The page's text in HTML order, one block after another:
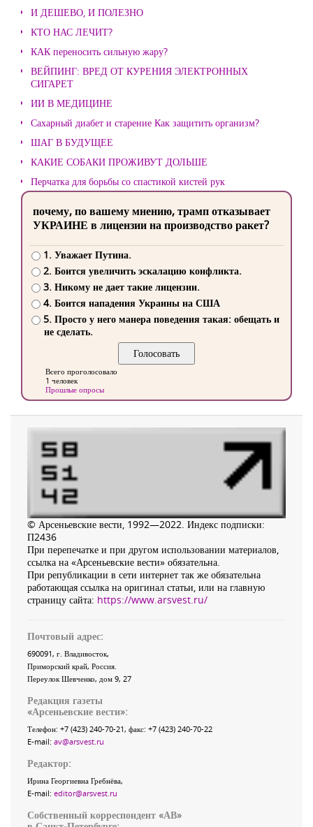
И ДЕШЕВО, И ПОЛЕЗНО
КТО НАС ЛЕЧИТ?
КАК переносить сильную жару?
ВЕЙПИНГ: ВРЕД ОТ КУРЕНИЯ ЭЛЕКТРОННЫХ
СИГАРЕТ
ИИ В МЕДИЦИНЕ
Сахарный диабет и старение Как защитить организм?
ШАГ В БУДУЩЕЕ
КАКИЕ СОБАКИ ПРОЖИВУТ ДОЛЬШЕ
Перчатка для борьбы со спастикой кистей рук
почему, по вашему мнению, трамп отказывает
УКРАИНЕ в лицензии на производство ракет?
1. Уважает Путина.
2. Боится увеличить эскалацию конфликта.
3. Никому не дает такие лицензии.
4. Боится нападения Украины на США
5. Просто у него манера поведения такая: обещать и
не сделать.
Всего проголосовало
1 человек
Прошлые опросы
© Арсеньевские вести, 1992—2022. Индекс подписки:
П2436
При перепечатке и при другом использовании материалов,
ссылка на «Арсеньевские вести» обязательна.
При републикации в сети интернет так же обязательна
работающая ссылка на оригинал статьи, или на главную
страницу сайта: https://www.arsvest.ru/
Почтовый адрес:
690091, г. Владивосток,
Приморский край, Россия.
Переулок Шевченко, дом 9, 27
Редакция газеты
«Арсеньевские вести»:
Телефон: +7 (423) 240-70-21, факс: +7 (423) 240-70-22
E-mail: av@arsvest.ru
Редактор:
Ирина Георгиевна Гребнёва,
E-mail: editor@arsvest.ru
Собственный корреспондент «АВ»